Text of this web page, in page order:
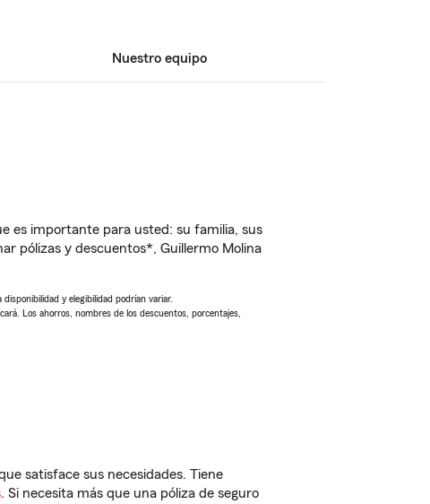
Nuestro equipo
es importante para usted: su familia, sus
pólizas y descuentos*, Guillermo Molina
y elegibilidad podrían variar.
Los ahorros, nombres de los descuentos, porcentajes,
satisface sus necesidades. Tiene
. Si necesita más que una póliza de seguro